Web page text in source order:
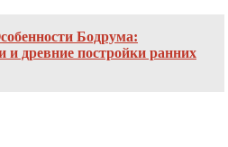
Бодрума:
и древние постройки ранних